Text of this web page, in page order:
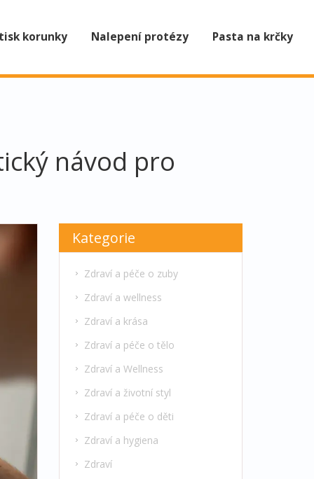
korunky Nalepení protézy Pasta na krčky
návod pro
Kategorie
Zdraví a péče o zuby
Zdraví a wellness
Zdraví a krása
Zdraví a péče o tělo
Zdraví a Wellness
Zdraví a životní styl
Zdraví a péče o děti
Zdraví a hygiena
Zdraví